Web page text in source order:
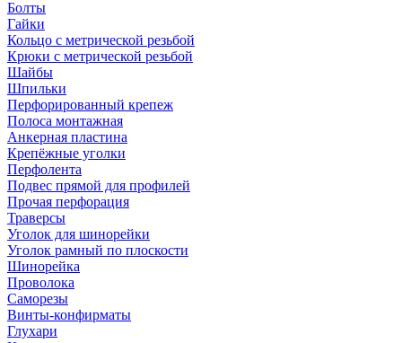
Болты
Гайки
Кольцо с метрической резьбой
Крюки с метрической резьбой
Шайбы
Шпильки
Перфорированный крепеж
Полоса монтажная
Анкерная пластина
Крепёжные уголки
Перфолента
Подвес прямой для профилей
Прочая перфорация
Траверсы
Уголок для шинорейки
Уголок рамный по плоскости
Шинорейка
Проволока
Саморезы
Винты-конфирматы
Глухари